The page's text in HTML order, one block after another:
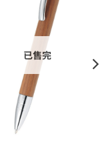
已售完